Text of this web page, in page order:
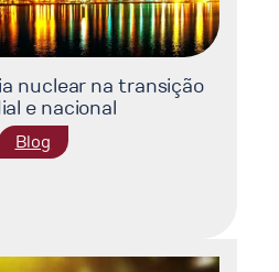
nuclear na transição
e nacional
Blog